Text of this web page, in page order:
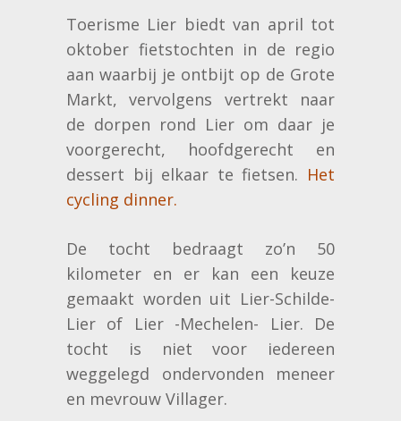
Toerisme Lier biedt van april tot
oktober fietstochten in de regio
aan waarbij je ontbijt op de Grote
Markt, vervolgens vertrekt naar
de dorpen rond Lier om daar je
voorgerecht, hoofdgerecht en
dessert bij elkaar te fietsen. Het
cycling dinner.
De tocht bedraagt zo’n 50
kilometer en er kan een keuze
gemaakt worden uit Lier-Schilde-
Lier of Lier -Mechelen- Lier. De
tocht is niet voor iedereen
weggelegd ondervonden meneer
en mevrouw Villager.